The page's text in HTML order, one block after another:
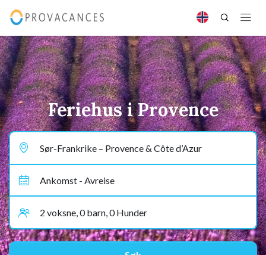
Feriehus i Provence